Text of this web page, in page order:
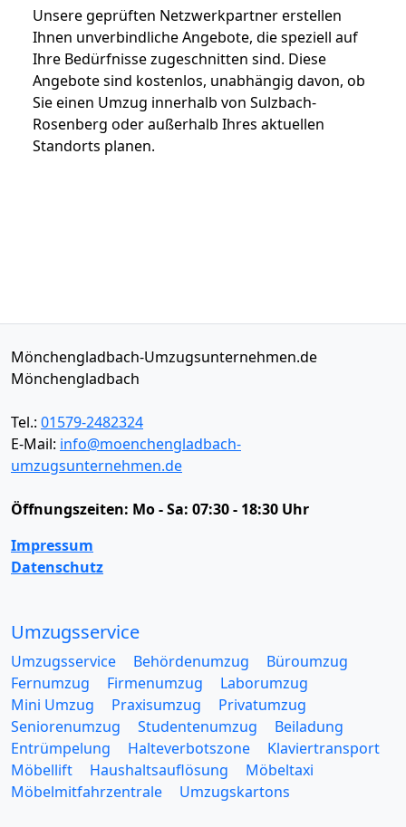
Unsere geprüften Netzwerkpartner erstellen
Ihnen unverbindliche Angebote, die speziell auf
Ihre Bedürfnisse zugeschnitten sind. Diese
Angebote sind kostenlos, unabhängig davon, ob
Sie einen Umzug innerhalb von Sulzbach-
Rosenberg oder außerhalb Ihres aktuellen
Standorts planen.
Mönchengladbach-Umzugsunternehmen.de
Mönchengladbach
Tel.: 01579-2482324
E-Mail: info@moenchengladbach-
umzugsunternehmen.de
Öffnungszeiten: Mo - Sa: 07:30 - 18:30 Uhr
Impressum
Datenschutz
Umzugsservice
Umzugsservice Behördenumzug
Büroumzug
Fernumzug
Firmenumzug
Laborumzug
Mini Umzug
Praxisumzug
Privatumzug
Seniorenumzug
Studentenumzug
Beiladung
Entrümpelung
Halteverbotszone
Klaviertransport
Möbellift
Haushaltsauflösung
Möbeltaxi
Möbelmitfahrzentrale
Umzugskartons